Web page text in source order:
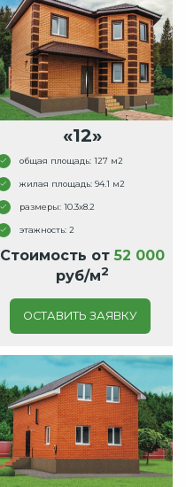
«12»
общая площадь: 127 м2
жилая площадь: 94.1 м2
размеры: 10.3x8.2
этажность: 2
Стоимость от 52 000
руб/м2
ОСТАВИТЬ ЗАЯВКУ